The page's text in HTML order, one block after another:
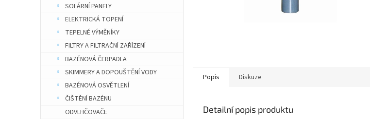
SOLÁRNÍ PANELY
ELEKTRICKÁ TOPENÍ
TEPELNÉ VÝMĚNÍKY
FILTRY A FILTRAČNÍ ZAŘÍZENÍ
BAZÉNOVÁ ČERPADLA
SKIMMERY A DOPOUŠTĚNÍ VODY
BAZÉNOVÁ OSVĚTLENÍ
ČIŠTĚNÍ BAZÉNU
ODVLHČOVAČE
Popis Diskuze
Detailní popis produktu